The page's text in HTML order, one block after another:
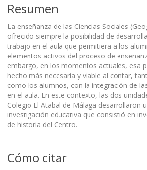
Resumen
La enseñanza de las Ciencias Sociales
ofrecido siempre la posibilidad de
trabajo en el aula que permitiera a los
elementos activos del proceso de
embargo, en los momentos actuales, esa
hecho más necesaria y viable al contar,
como los alumnos, con la integración de
en el aula. En este contexto, las dos
Colegio El Atabal de Málaga desarrollaron
investigación educativa que consistió en
de historia del Centro.
Cómo citar